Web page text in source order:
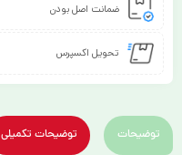
ضمانت اصل بودن
تحویل اکسپرس
توضیحات توضیحات تکمیلی